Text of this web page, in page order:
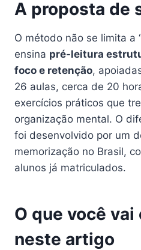
A proposta de
O método não se limita a
ensina pré-leitura
foco e retenção,
26 aulas, cerca de 20
exercícios práticos que
organização mental. O
foi desenvolvido por um
memorização no Brasil,
alunos já matriculados.
O que você
neste artigo